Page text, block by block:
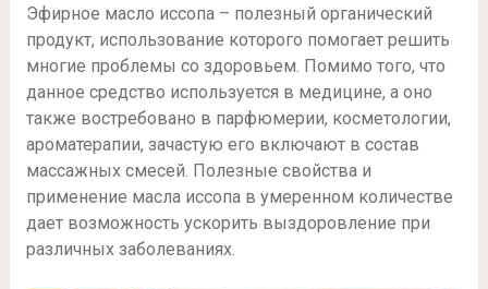
Эфирное масло иссопа – полезный органический
продукт, использование которого помогает решить
многие проблемы со здоровьем. Помимо того, что
данное средство используется в медицине, а оно
также востребовано в парфюмерии, косметологии,
ароматерапии, зачастую его включают в состав
массажных смесей. Полезные свойства и
применение масла иссопа в умеренном количестве
дает возможность ускорить выздоровление при
различных заболеваниях.